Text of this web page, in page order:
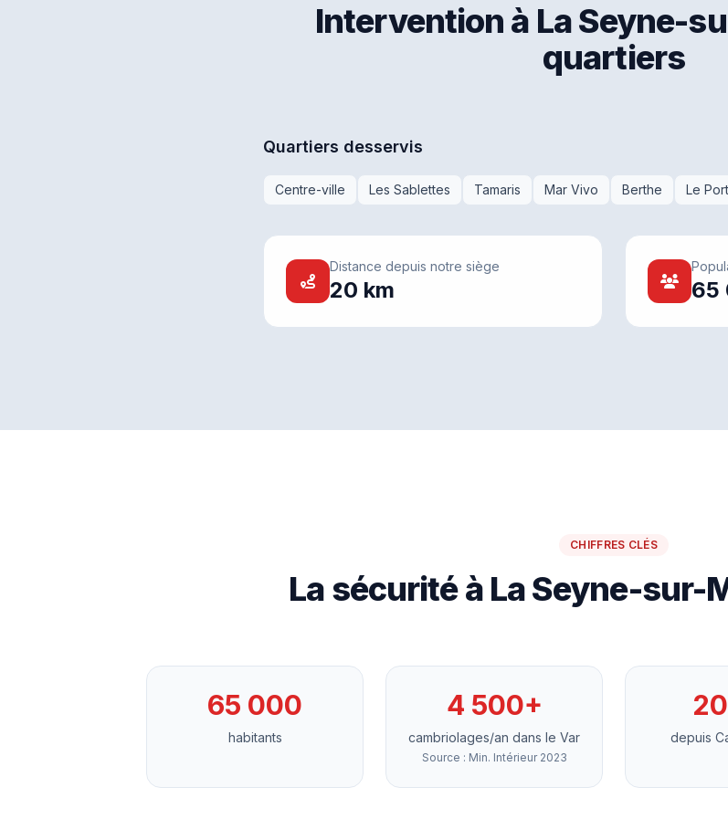
Intervention à La Seyne-
quartiers
Quartiers desservis
Centre-ville Les Sablettes Tamaris Mar Vivo Berthe Le Port
Distance depuis notre siège
20 km 65
CHIFFRES CLÉS
La sécurité à La Seyne-sur-
65 000
habitants
4 500+
cambriolages/an dans le Var
Source : Min. Intérieur 2023
depuis